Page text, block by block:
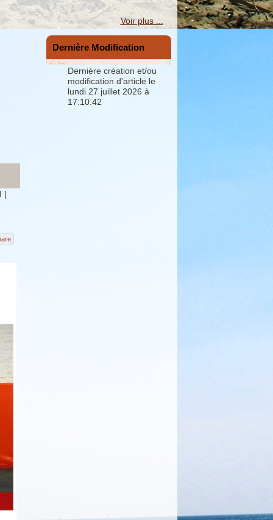
|
Voir plus ...
Dernière Modification
Dernière création et/ou
modification d'article le
lundi 27 juillet 2026 à
17:10:42